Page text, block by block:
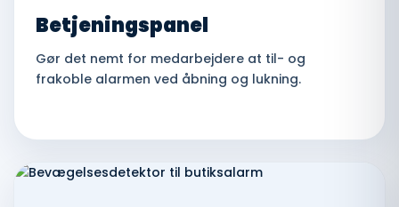
Betjeningspanel
Gør det nemt for medarbejdere at til- og
frakoble alarmen ved åbning og lukning.